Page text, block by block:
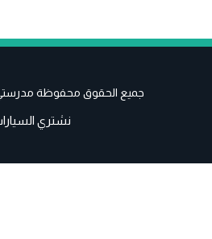
جميع الحقوق محفوظة مدرستي
نشتري